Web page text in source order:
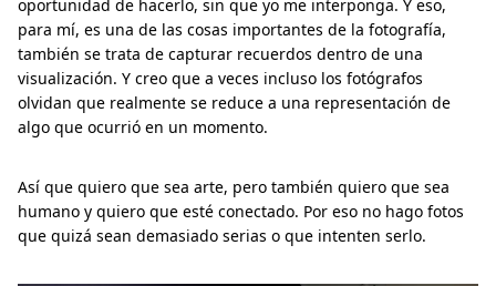
oportunidad de hacerlo, sin que yo me interponga. Y eso,
para mí, es una de las cosas importantes de la fotografía,
también se trata de capturar recuerdos dentro de una
visualización. Y creo que a veces incluso los fotógrafos
olvidan que realmente se reduce a una representación de
algo que ocurrió en un momento.
Así que quiero que sea arte, pero también quiero que sea
humano y quiero que esté conectado. Por eso no hago fotos
que quizá sean demasiado serias o que intenten serlo.